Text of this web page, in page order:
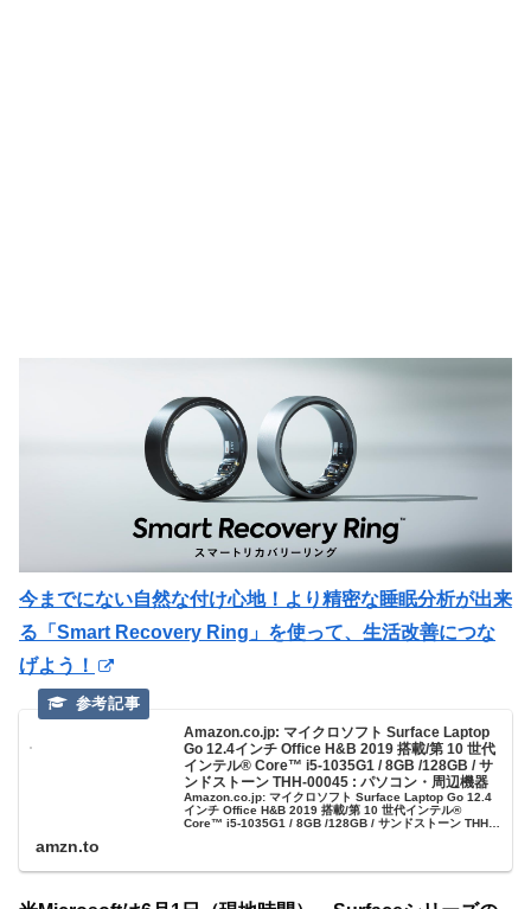
今までにない自然な付け心地！より精密な睡眠分析が出来
る「Smart Recovery Ring」を使って、生活改善につな
げよう！
Amazon.co.jp: マイクロソフト Surface Laptop
Go 12.4インチ Office H&B 2019 搭載/第 10 世代
インテル® Core™ i5-1035G1 / 8GB /128GB / サ
ンドストーン THH-00045 : パソコン・周辺機器
Amazon.co.jp: マイクロソフト Surface Laptop Go 12.4
インチ Office H&B 2019 搭載/第 10 世代インテル®
Core™ i5-1035G1 / 8GB /128GB / サンドストーン THH-
amzn.to